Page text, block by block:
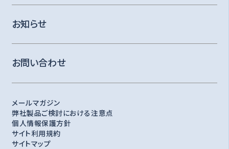
お知らせ
お問い合わせ
メールマガジン
弊社製品ご検討における注意点
個人情報保護方針
サイト利用規約
サイトマップ